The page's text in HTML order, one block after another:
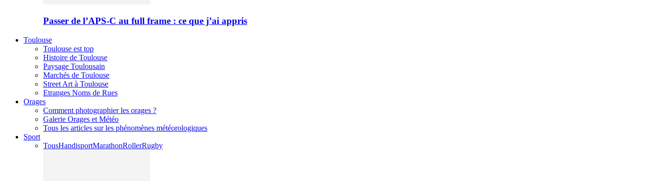
Passer de l’APS-C au full frame : ce que j’ai appris
Toulouse
Toulouse est top
Histoire de Toulouse
Paysage Toulousain
Marchés de Toulouse
Street Art à Toulouse
Etranges Noms de Rues
Orages
Comment photographier les orages ?
Galerie Orages et Météo
Tous les articles sur les phénomènes météorologiques
Sport
TousHandisportMarathonRollerRugby